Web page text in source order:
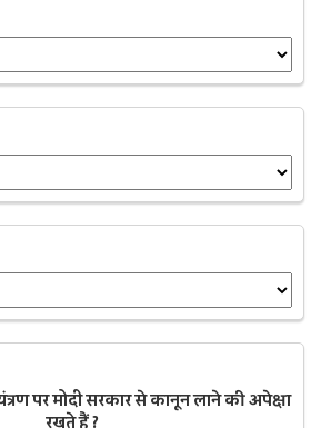
पर मोदी सरकार से कानून लाने की अपेक्षा